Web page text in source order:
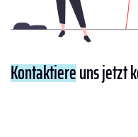
Kontaktiereuns jetzt